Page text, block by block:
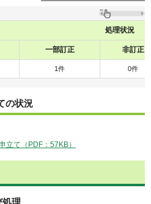
処理状況
一部訂正 非訂正
1件 0件
の状況
立て（PDF：57KB）